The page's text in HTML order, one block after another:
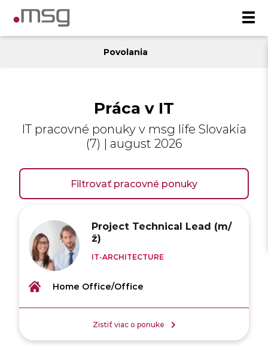
Povolania
Práca v IT
IT pracovné ponuky v msg life Slovakia
(7) | august 2026
Filtrovať pracovné ponuky
Project Technical Lead (m/
ž)
IT-ARCHITECTURE
Home Office/Office
Zistiť viac o ponuke